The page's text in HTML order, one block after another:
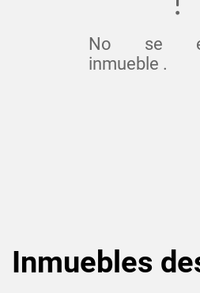
No se
inmueble .
Inmuebles